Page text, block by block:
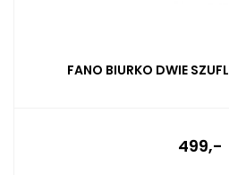
FANO BIURKO DWIE
499,-